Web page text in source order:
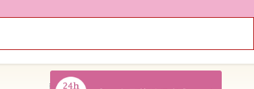
診療時間・地図